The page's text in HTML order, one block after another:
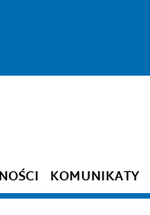
KOMUNIKATY